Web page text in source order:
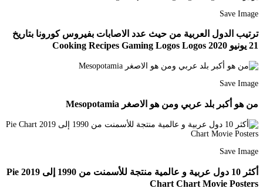
Save Image
ترتيب الدول العربية من حيث عدد الاصابات بفيروس كورونا بتاريخ
21 يونيو 2020 Cooking Recipes Gaming Logos Logos
Save Image
من هو أكبر بلد عربي ومن هو الاصغر Mesopotamia
Save Image
أكثر 10 دول عربية و عالمية منتجة للأسمنت من 1990 إلى 2019 Pie
Chart Chart Movie Posters